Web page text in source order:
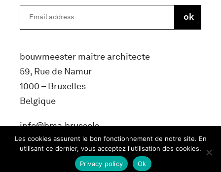
bouwmeester maitre architecte
59, Rue de Namur
1000 – Bruxelles
Belgique
info@bma.brussels
Les cookies assurent le bon fonctionnement de notre site. En
utilisant ce dernier, vous acceptez l'utilisation des cookies.
Ok
Privacy policy